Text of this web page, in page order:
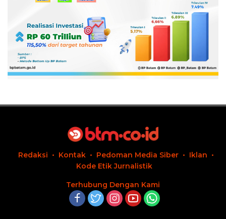
Redaksi Kontak Pedoman Media Siber
Iklan
Kode Etik Jurnalistik
Terhubung Dengan Kami